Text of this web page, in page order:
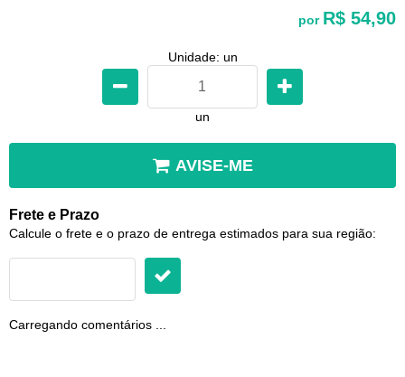
por R$ 54,90
Unidade: un
un
AVISE-ME
Frete e Prazo
Calcule o frete e o prazo de entrega estimados para sua região:
Carregando comentários ...